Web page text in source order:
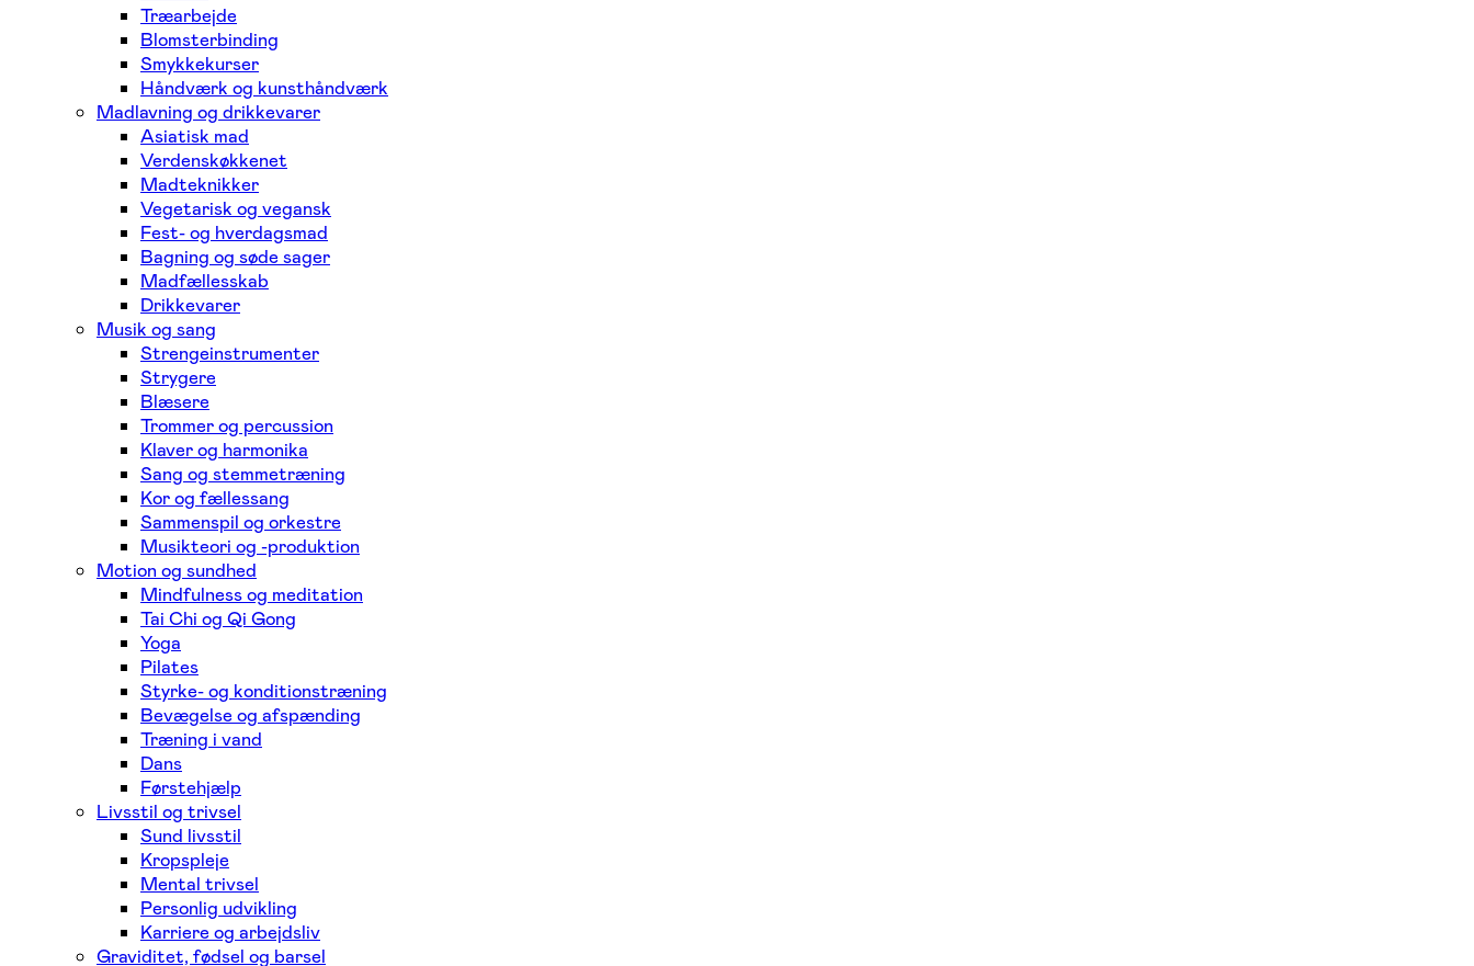
Træarbejde
Blomsterbinding
Smykkekurser
Håndværk og kunsthåndværk
Madlavning og drikkevarer
Asiatisk mad
Verdenskøkkenet
Madteknikker
Vegetarisk og vegansk
Fest- og hverdagsmad
Bagning og søde sager
Madfællesskab
Drikkevarer
Musik og sang
Strengeinstrumenter
Strygere
Blæsere
Trommer og percussion
Klaver og harmonika
Sang og stemmetræning
Kor og fællessang
Sammenspil og orkestre
Musikteori og -produktion
Motion og sundhed
Mindfulness og meditation
Tai Chi og Qi Gong
Yoga
Pilates
Styrke- og konditionstræning
Bevægelse og afspænding
Træning i vand
Dans
Førstehjælp
Livsstil og trivsel
Sund livsstil
Kropspleje
Mental trivsel
Personlig udvikling
Karriere og arbejdsliv
Graviditet, fødsel og barsel